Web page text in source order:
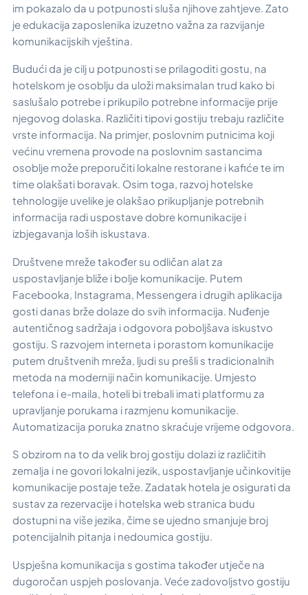
im pokazalo da u potpunosti sluša njihove zahtjeve. Zato
je edukacija zaposlenika izuzetno važna za razvijanje
komunikacijskih vještina.
Budući da je cilj u potpunosti se prilagoditi gostu, na
hotelskom je osoblju da uloži maksimalan trud kako bi
saslušalo potrebe i prikupilo potrebne informacije prije
njegovog dolaska. Različiti tipovi gostiju trebaju različite
vrste informacija. Na primjer, poslovnim putnicima koji
većinu vremena provode na poslovnim sastancima
osoblje može preporučiti lokalne restorane i kafiće te im
time olakšati boravak. Osim toga, razvoj hotelske
tehnologije uvelike je olakšao prikupljanje potrebnih
informacija radi uspostave dobre komunikacije i
izbjegavanja loših iskustava.
Društvene mreže također su odličan alat za
uspostavljanje bliže i bolje komunikacije. Putem
Facebooka, Instagrama, Messengera i drugih aplikacija
gosti danas brže dolaze do svih informacija. Nuđenje
autentičnog sadržaja i odgovora poboljšava iskustvo
gostiju. S razvojem interneta i porastom komunikacije
putem društvenih mreža, ljudi su prešli s tradicionalnih
metoda na moderniji način komunikacije. Umjesto
telefona i e-maila, hoteli bi trebali imati platformu za
upravljanje porukama i razmjenu komunikacije.
Automatizacija poruka znatno skraćuje vrijeme odgovora.
S obzirom na to da velik broj gostiju dolazi iz različitih
zemalja i ne govori lokalni jezik, uspostavljanje učinkovitije
komunikacije postaje teže. Zadatak hotela je osigurati da
sustav za rezervacije i hotelska web stranica budu
dostupni na više jezika, čime se ujedno smanjuje broj
potencijalnih pitanja i nedoumica gostiju.
Uspješna komunikacija s gostima također utječe na
dugoročan uspjeh poslovanja. Veće zadovoljstvo gostiju